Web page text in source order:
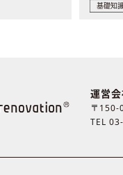
基礎知
運営
〒150-
TEL